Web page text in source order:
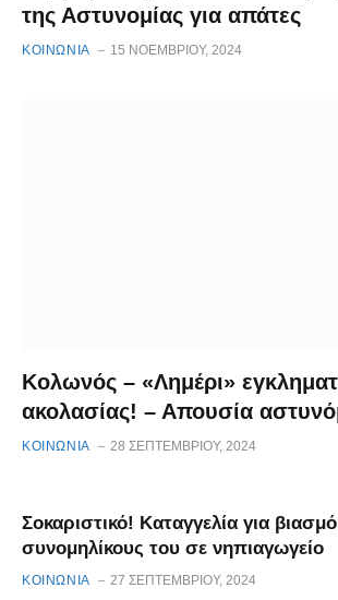
της Αστυνομίας για απάτες
ΚΟΙΝΩΝΙΑ 15 ΝΟΕΜΒΡΊΟΥ, 2024
Κολωνός – «Λημέρι»
ακολασίας! – Απουσία
ΚΟΙΝΩΝΙΑ 28 ΣΕΠΤΕΜΒΡΊΟΥ, 2024
Σοκαριστικό! Καταγγελία για
συνομηλίκους του σε νηπιαγωγείο
ΚΟΙΝΩΝΙΑ 27 ΣΕΠΤΕΜΒΡΊΟΥ, 2024